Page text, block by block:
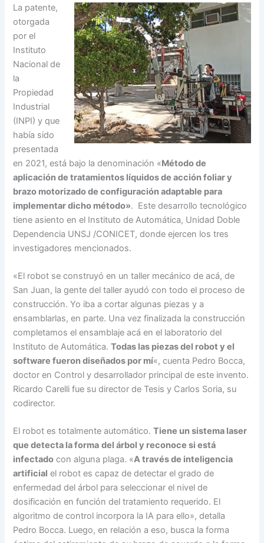
La patente,
otorgada
por el
Instituto
Nacional de
la
Propiedad
Industrial
(INPI) y que
había sido
presentada
en 2021, está bajo la denominación «Método de
aplicación de tratamientos líquidos de acción foliar y
brazo motorizado de configuración adaptable para
implementar dicho método». Este desarrollo tecnológico
tiene asiento en el Instituto de Automática, Unidad Doble
Dependencia UNSJ /CONICET, donde ejercen los tres
investigadores mencionados.
«El robot se construyó en un taller mecánico de acá, de
San Juan, la gente del taller ayudó con todo el proceso de
construcción. Yo iba a cortar algunas piezas y a
ensamblarlas, en parte. Una vez finalizada la construcción
completamos el ensamblaje acá en el laboratorio del
Instituto de Automática.Todas las piezas del robot y el
software fueron diseñados por mí«, cuenta Pedro Bocca,
doctor en Control y desarrollador principal de este invento.
Ricardo Carelli fue su director de Tesis y Carlos Soria, su
codirector.
El robot es totalmente automático.Tiene un sistema laser
que detecta la forma del árbol y reconoce si está
infectado con alguna plaga. «A través de inteligencia
artificial el robot es capaz de detectar el grado de
enfermedad del árbol para seleccionar el nivel de
dosificación en función del tratamiento requerido. El
algoritmo de control incorpora la IA para ello», detalla
Pedro Bocca. Luego, en relación a eso, busca la forma